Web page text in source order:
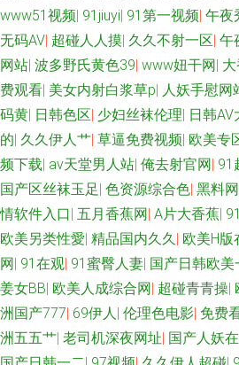
www51视频| 91jiuyi| 91第一视频| 午夜
无码AV| 超碰人人摸| 久久不射一区| 午
网站| 波多野氏黄色39| www妞干网|
费观看| 美女内射白浆草p| 人妖手慰网
码黄| 日韩色区| 少妇丝袜伦理| 日韩
的| 久久伊人艹| 草逼免费视频| 欧美专
频下载| av天堂男人站| 俺去射官网| 91
国产区丝袜玉足| 色资源综合色| 黑料
情软件入口| 五月香蕉网| A片大香蕉|
欧美另类性愛| 精品国内久久| 欧美H版
网| 91在观| 91蜜臀人妻| 国产日韩欧美
姜女BB| 欧美人成综合网| 超碰青青操|
洲国产777| 69伊人| 伦理色电影| 免费
洲五五艹| 老司机深夜网址| 国产人妖